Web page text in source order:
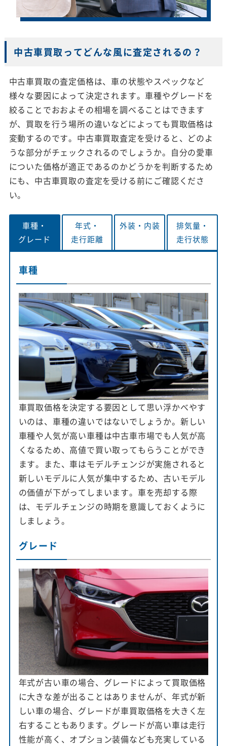
中古車買取ってどんな風に査定されるの？
中古車買取の査定価格は、車の状態やスペックなど
様々な要因によって決定されます。車種やグレードを
絞ることでおおよその相場を調べることはできます
が、買取を行う場所の違いなどによっても買取価格は
変動するのです。中古車買取査定を受けると、どのよ
うな部分がチェックされるのでしょうか。自分の愛車
についた価格が適正であるのかどうかを判断するため
にも、中古車買取の査定を受ける前にご確認くださ
い。
車種・
グレード
年式・
走行距離
外装・ 内装
排気量・
走行状態
車種
車買取価格を決定する要因として思い浮かべやす
いのは、車種の違いではないでしょうか。新しい
車種や人気が高い車種は中古車市場でも人気が高
くなるため、高値で買い取ってもらうことができ
ます。また、車はモデルチェンジが実施されると
新しいモデルに人気が集中するため、古いモデル
の価値が下がってしまいます。車を売却する際
は、モデルチェンジの時期を意識しておくように
しましょう。
グレード
年式が古い車の場合、グレードによって買取価格
に大きな差が出ることはありませんが、年式が新
しい車の場合、グレードが車買取価格を大きく左
右することもあります。グレードが高い車は走行
性能が高く、オプション装備なども充実している